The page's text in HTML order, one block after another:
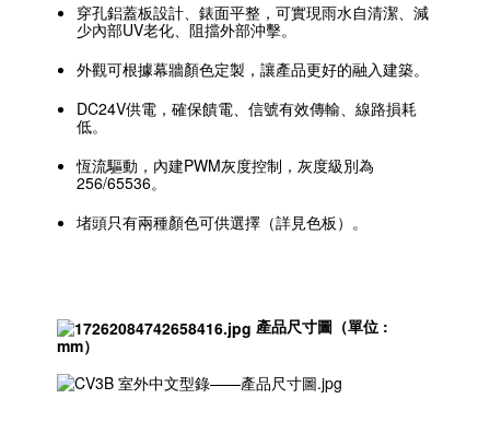
穿孔鋁蓋板設計、錶面平整，可實現雨水自清潔、減
少內部UV老化、阻擋外部沖擊。
外觀可根據幕牆顏色定製，讓產品更好的融入建築。
DC24V供電，確保饋電、信號有效傳輸、線路損耗
低。
恆流驅動，內建PWM灰度控制，灰度級別為
256/65536。
堵頭只有兩種顏色可供選擇（詳見色板）。
產品尺寸圖（單位 :
mm）